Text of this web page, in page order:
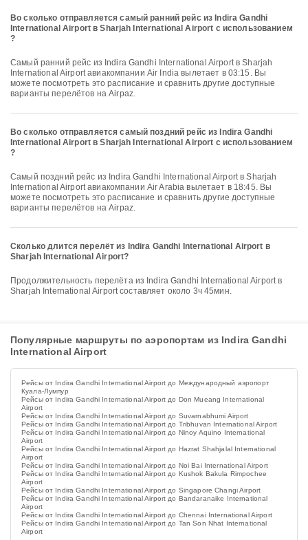
Во сколько отправляется самый ранний рейс из Indira Gandhi
International Airport в Sharjah International Airport с использованием
?
Самый ранний рейс из Indira Gandhi International Airport в Sharjah
International Airport авиакомпании Air India вылетает в 03:15. Вы
можете посмотреть это расписание и сравнить другие доступные
варианты перелётов на Airpaz.
Во сколько отправляется самый поздний рейс из Indira Gandhi
International Airport в Sharjah International Airport с использованием
?
Самый поздний рейс из Indira Gandhi International Airport в Sharjah
International Airport авиакомпании Air Arabia вылетает в 18:45. Вы
можете посмотреть это расписание и сравнить другие доступные
варианты перелётов на Airpaz.
Сколько длится перелёт из Indira Gandhi International Airport в
Sharjah International Airport?
Продолжительность перелёта из Indira Gandhi International Airport в
Sharjah International Airport составляет около 3ч 45мин.
Популярные маршруты по аэропортам из Indira Gandhi
International Airport
Рейсы от Indira Gandhi International Airport до Международный аэропорт
Куала-Лумпур
Рейсы от Indira Gandhi International Airport до Don Mueang International
Airport
Рейсы от Indira Gandhi International Airport до Suvarnabhumi Airport
Рейсы от Indira Gandhi International Airport до Tribhuvan International Airport
Рейсы от Indira Gandhi International Airport до Ninoy Aquino International
Airport
Рейсы от Indira Gandhi International Airport до Hazrat Shahjalal International
Airport
Рейсы от Indira Gandhi International Airport до Noi Bai International Airport
Рейсы от Indira Gandhi International Airport до Kushok Bakula Rimpochee
Airport
Рейсы от Indira Gandhi International Airport до Singapore Changi Airport
Рейсы от Indira Gandhi International Airport до Bandaranaike International
Airport
Рейсы от Indira Gandhi International Airport до Chennai International Airport
Рейсы от Indira Gandhi International Airport до Tan Son Nhat International
Airport